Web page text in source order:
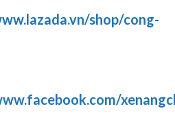
shop/cong-